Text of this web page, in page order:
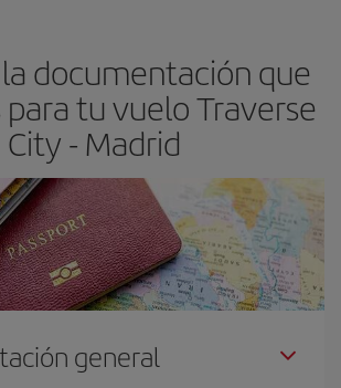
saldrán. Además, si buscas los vuelos con
del viaje un poco abiertos, podráselegir
documentación que
tu vuelo Traverse
City - Madrid
general